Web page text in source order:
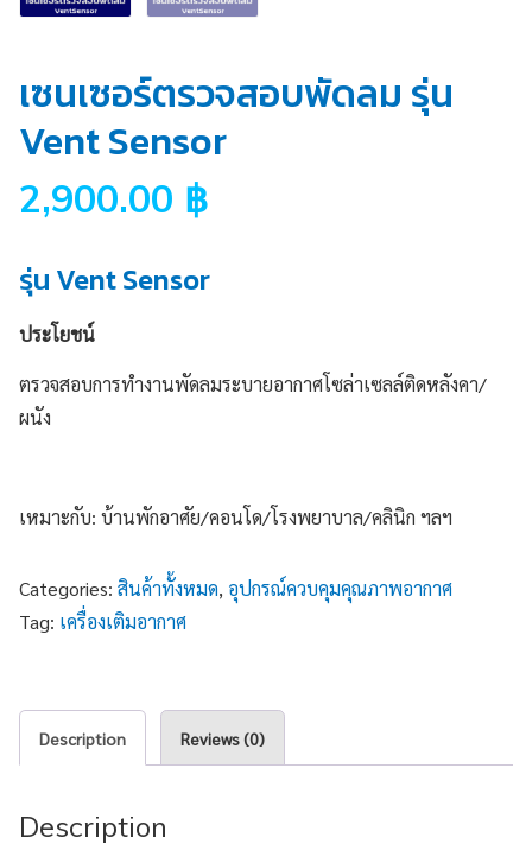
เซนเซอร์ตรวจสอบพัดลม รุ่น
Vent Sensor
2,900.00 ฿
รุ่น Vent Sensor
ประโยชน์
ตรวจสอบการทำงานพัดลมระบายอากาศโซล่าเซลล์ติดหลังคา/
ผนัง
เหมาะกับ: บ้านพักอาศัย/คอนโด/โรงพยาบาล/คลินิก ฯลฯ
Categories: สินค้าทั้งหมด, อุปกรณ์ควบคุมคุณภาพอากาศ
Tag: เครื่องเติมอากาศ
Description Reviews (0)
Description